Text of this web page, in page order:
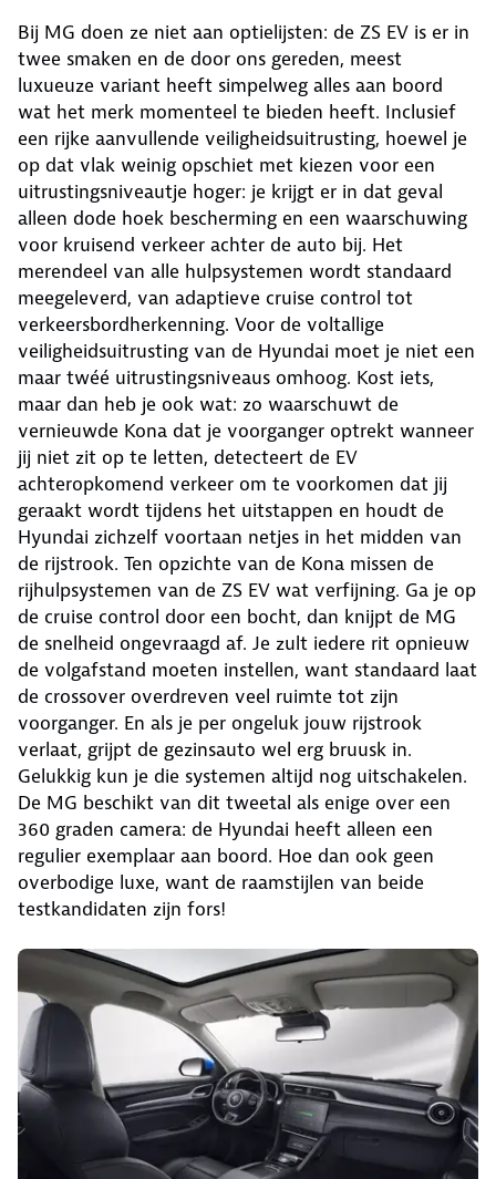
Bij MG doen ze niet aan optielijsten: de ZS EV is er in
twee smaken en de door ons gereden, meest
luxueuze variant heeft simpelweg alles aan boord
wat het merk momenteel te bieden heeft. Inclusief
een rijke aanvullende veiligheidsuitrusting, hoewel je
op dat vlak weinig opschiet met kiezen voor een
uitrustingsniveautje hoger: je krijgt er in dat geval
alleen dode hoek bescherming en een waarschuwing
voor kruisend verkeer achter de auto bij. Het
merendeel van alle hulpsystemen wordt standaard
meegeleverd, van adaptieve cruise control tot
verkeersbordherkenning. Voor de voltallige
veiligheidsuitrusting van de Hyundai moet je niet een
maar twéé uitrustingsniveaus omhoog. Kost iets,
maar dan heb je ook wat: zo waarschuwt de
vernieuwde Kona dat je voorganger optrekt wanneer
jij niet zit op te letten, detecteert de EV
achteropkomend verkeer om te voorkomen dat jij
geraakt wordt tijdens het uitstappen en houdt de
Hyundai zichzelf voortaan netjes in het midden van
de rijstrook. Ten opzichte van de Kona missen de
rijhulpsystemen van de ZS EV wat verfijning. Ga je op
de cruise control door een bocht, dan knijpt de MG
de snelheid ongevraagd af. Je zult iedere rit opnieuw
de volgafstand moeten instellen, want standaard laat
de crossover overdreven veel ruimte tot zijn
voorganger. En als je per ongeluk jouw rijstrook
verlaat, grijpt de gezinsauto wel erg bruusk in.
Gelukkig kun je die systemen altijd nog uitschakelen.
De MG beschikt van dit tweetal als enige over een
360 graden camera: de Hyundai heeft alleen een
regulier exemplaar aan boord. Hoe dan ook geen
overbodige luxe, want de raamstijlen van beide
testkandidaten zijn fors!